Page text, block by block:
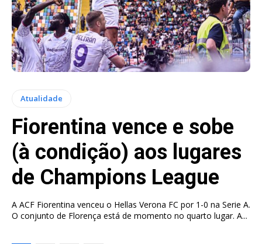
Atualidade
Fiorentina vence e sobe
(à condição) aos lugares
de Champions League
A ACF Fiorentina venceu o Hellas Verona FC por 1-0 na Serie A.
O conjunto de Florença está de momento no quarto lugar. A...